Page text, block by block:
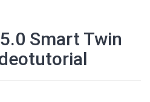
Smart Twin